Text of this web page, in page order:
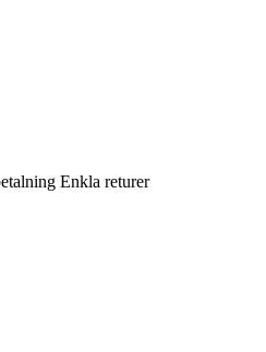
Enkla returer